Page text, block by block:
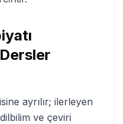
ayrılır; ilerleyen
ve çeviri